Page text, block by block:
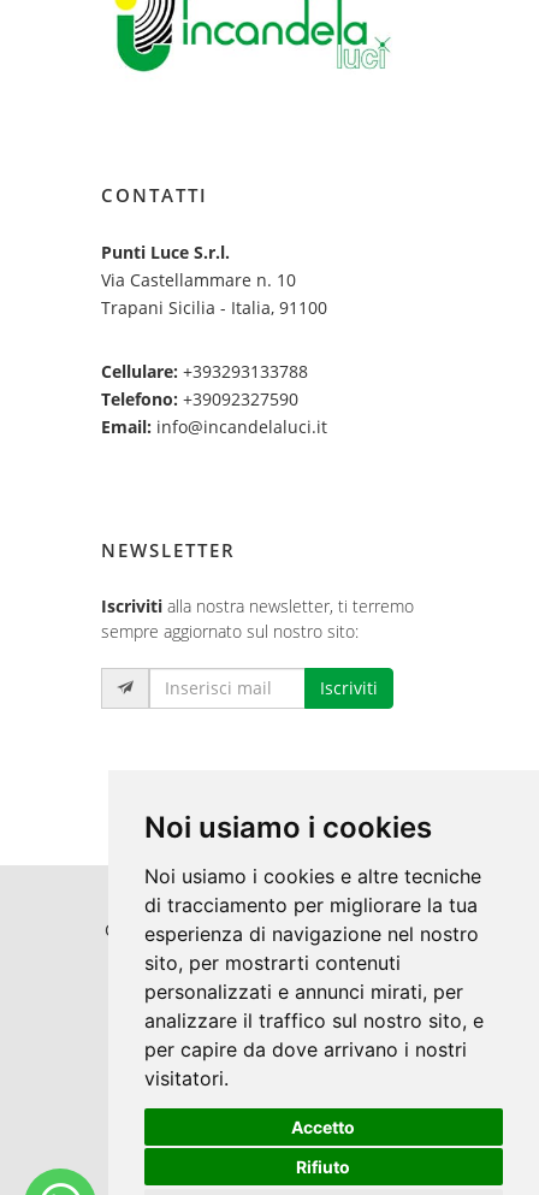
Noi usiamo i cookies
Noi usiamo i cookies e altre tecniche
di tracciamento per migliorare la tua
esperienza di navigazione nel nostro
sito, per mostrarti contenuti
personalizzati e annunci mirati, per
analizzare il traffico sul nostro sito, e
per capire da dove arrivano i nostri
visitatori.
Accetto
Rifiuto
CONTATTI
Punti Luce S.r.l.
Via Castellammare n. 10
Trapani Sicilia - Italia, 91100
Cellulare: +393293133788
Telefono: +39092327590
Email: info@incandelaluci.it
NEWSLETTER
Iscriviti alla nostra newsletter, ti terremo
sempre aggiornato sul nostro sito:
Iscriviti
Copyrights © 2026 Punti Luce S.r.l. Tutti i
diritti riservati.
Partita Iva: 02360660811 /
Privacy e Cookie Policy
Sito realizzato conClickoso